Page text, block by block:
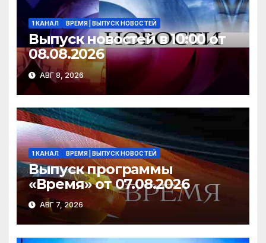
1 КАНАЛ ВРЕМЯ | ВЫПУСК НОВОСТЕЙ
Выпуск новостей в 10:00 от
08.08.2026
АВГ 8, 2026
1 КАНАЛ ВРЕМЯ | ВЫПУСК НОВОСТЕЙ
Выпуск программы
«Время» от 07.08.2026
АВГ 7, 2026